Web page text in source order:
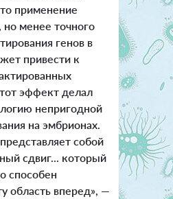
применение
но менее точного
генов в
привести к
эффект делал
непригодной
на эмбрионах.
собой
сдвиг... который
способен
область вперед», —